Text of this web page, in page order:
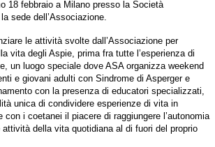
18 febbraio a Milano presso la Società
sede dell’Associazione.
le attività svolte dall’Associazione per
vita degli Aspie, prima fra tutte l’esperienza di
un luogo speciale dove ASA organizza weekend
e giovani adulti con Sindrome di Asperger e
con la presenza di educatori specializzati,
unica di condividere esperienze di vita in
con i coetanei il piacere di raggiungere l’autonomia
della vita quotidiana al di fuori del proprio